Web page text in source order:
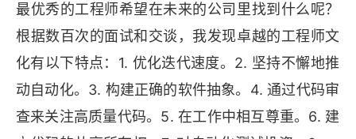
关注直接创造价值的工作
关注重要但不紧急的工作
守护创造者日程
限制同时进行的任务数量
最优秀的工程师希望在未来的公司里找到什么呢？
根据数百次的面试和交谈，我发现卓越的工程师文
化有以下特点：1. 优化迭代速度。2. 坚持不懈地推
动自动化。3. 构建正确的软件抽象。4. 通过代码审
查来关注高质量代码。5. 在工作中相互尊重。6. 建